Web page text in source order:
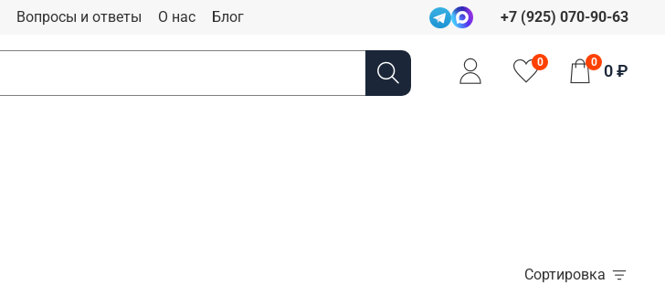
Вопросы и ответы О нас Блог +7 (925) 070-90-63
0 0 0 ₽
Сортировка